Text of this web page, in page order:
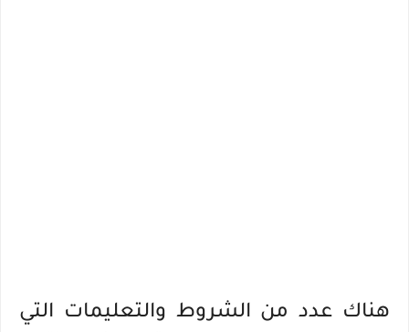
هناك عدد من الشروط والتعليمات التي